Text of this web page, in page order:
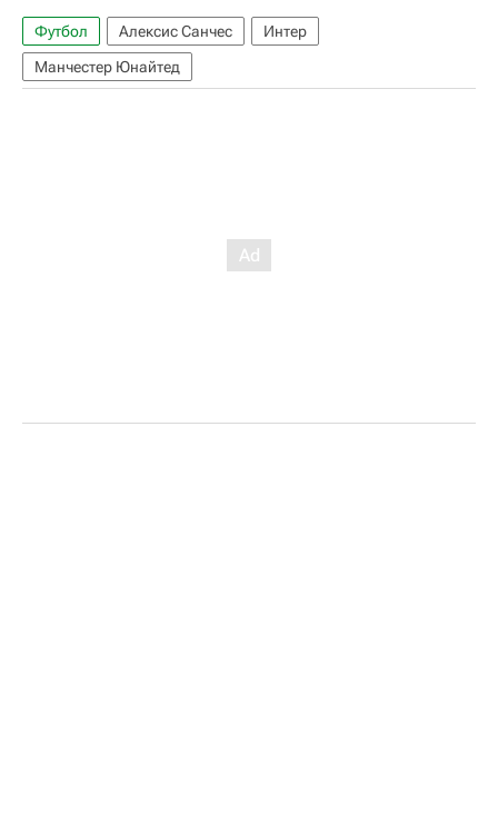
Футбол Алексис Санчес
Интер
Манчестер Юнайтед